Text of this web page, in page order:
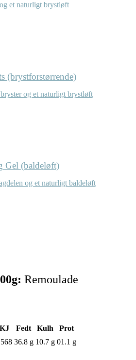
et naturligt brystløft
(brystforstørrende)
og et naturligt brystløft
Gel (baldeløft)
og et naturligt baldeløft
Remoulade
KJ Fedt Kulh
Prot
36.8 g 10.7 g 01.1 g